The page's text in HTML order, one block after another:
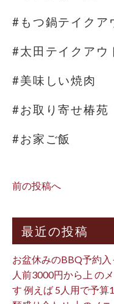
#もつ鍋テイクア
#太田テイクアウ
#美味しい焼肉
#お取り寄せ椿苑
#お家ご飯
前の投稿へ
最近の投稿
お盆休みのBBQ予約
人前3000円から上 の
す 例えば 5人用で予算